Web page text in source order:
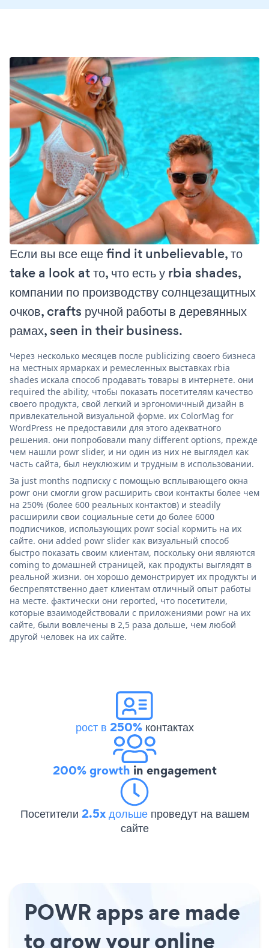
Если вы все еще find it unbelievable, то
take a look at то, что есть у rbia shades,
компании по производству солнцезащитных
очков, crafts ручной работы в деревянных
рамах, seen in their business.
Через несколько месяцев после publicizing своего бизнеса
на местных ярмарках и ремесленных выставках rbia
shades искала способ продавать товары в интернете. они
required the ability, чтобы показать посетителям качество
своего продукта, свой легкий и эргономичный дизайн в
привлекательной визуальной форме. их ColorMag for
WordPress не предоставили для этого адекватного
решения. они попробовали many different options, прежде
чем нашли powr slider, и ни один из них не выглядел как
часть сайта, был неуклюжим и трудным в использовании.
За just months подписку с помощью всплывающего окна
powr они смогли grow расширить свои контакты более чем
на 250% (более 600 реальных контактов) и steadily
расширили свои социальные сети до более 6000
подписчиков, использующих powr social кормить на их
сайте. они added powr slider как визуальный способ
быстро показать своим клиентам, поскольку они являются
coming to домашней страницей, как продукты выглядят в
реальной жизни. он хорошо демонстрирует их продукты и
беспрепятственно дает клиентам отличный опыт работы
на месте. фактически они reported, что посетители,
которые взаимодействовали с приложениями powr на их
сайте, были вовлечены в 2,5 раза дольше, чем любой
другой человек на их сайте.
рост в 250%контактах
200% growth in engagement
Посетители 2.5x дольше проведут на вашем
сайте
POWR apps are made
to grow your online